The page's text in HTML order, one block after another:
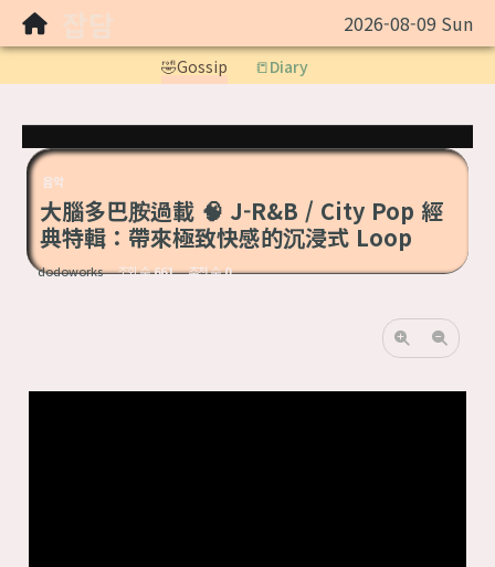
2026-08-09 Sun
🤣Gossip 📒Diary
음악
​大腦多巴胺過載 🧠 J-R&B / City Pop 經
典特輯：帶來極致快感的沉浸式 Loop
dodoworks 조회 수661 추천 수0
Sketchbook5, 스케치북5
Sketchbook5, 스케치북5